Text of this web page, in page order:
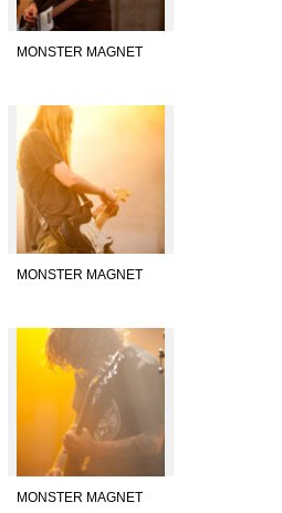
MONSTER MAGNET
MONSTER MAGNET
MONSTER MAGNET